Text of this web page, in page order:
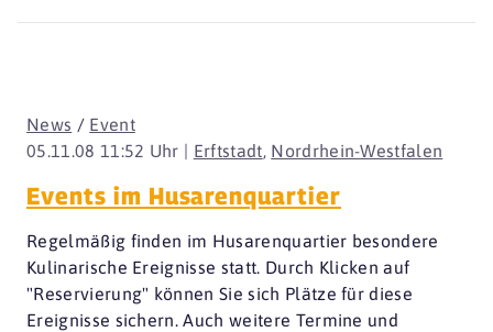
05.11.08 11:52 Uhr | Erftstadt, Nordrhein-Westfalen
News / Event
Events im Husarenquartier
Regelmäßig finden im Husarenquartier besondere
Kulinarische Ereignisse statt. Durch Klicken auf
"Reservierung" können Sie sich Plätze für diese
Ereignisse sichern. Auch weitere Termine und